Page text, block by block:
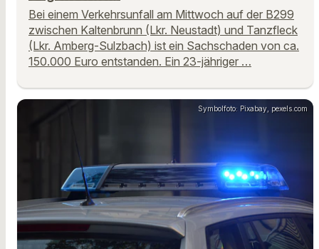
Bei einem Verkehrsunfall am Mittwoch auf der B299
zwischen Kaltenbrunn (Lkr. Neustadt) und Tanzfleck
(Lkr. Amberg-Sulzbach) ist ein Sachschaden von ca.
150.000 Euro entstanden. Ein 23-jähriger …
Symbolfoto: Pixabay, pexels.com